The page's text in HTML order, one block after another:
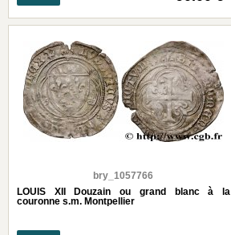
bry_1057766
LOUIS XII Douzain ou grand blanc à la
couronne s.m. Montpellier